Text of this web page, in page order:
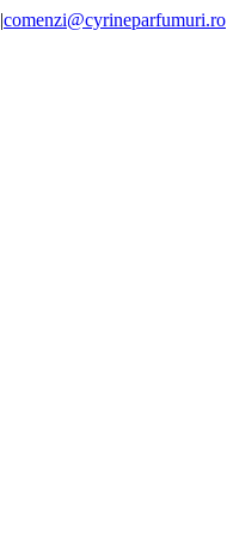
|comenzi@cyrineparfumuri.ro